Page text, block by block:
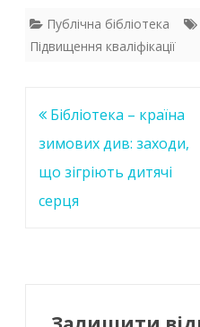
e
b
o
k
itt
er
at
s
p
p
k
e
n
Публічна бібліотека
Підвищення кваліфікації
Навігація
записів
Бібліотека – країна
зимових див: заходи,
що зігріють дитячі
серця